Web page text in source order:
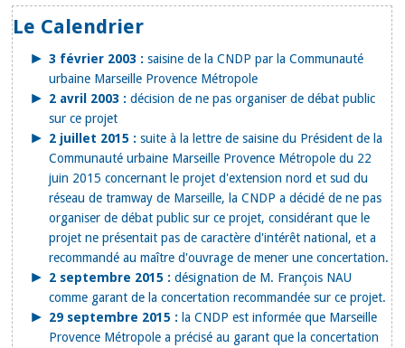
Le Calendrier
3 février 2003 : saisine de la CNDP par la Communauté
urbaine Marseille Provence Métropole
2 avril 2003 : décision de ne pas organiser de débat public
sur ce projet
2 juillet 2015 :suite à la lettre de saisine du Président de la
Communauté urbaine Marseille Provence Métropole du 22
juin 2015 concernant le projet d'extension nord et sud du
réseau de tramway de Marseille, la CNDP a décidé de ne pas
organiser de débat public sur ce projet, considérant que le
projet ne présentait pas de caractère d'intérêt national, et a
recommandé au maître d'ouvrage de mener une concertation.
2 septembre 2015 : désignation de M. François NAU
comme garant de la concertation recommandée sur ce projet.
29 septembre 2015 : la CNDP est informée que Marseille
Provence Métropole a précisé au garant que la concertation